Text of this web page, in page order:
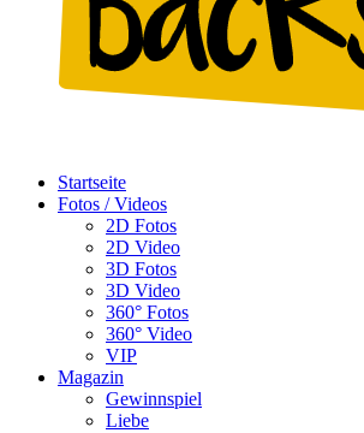
Startseite
Fotos / Videos
2D Fotos
2D Video
3D Fotos
3D Video
360° Fotos
360° Video
VIP
Magazin
Gewinnspiel
Liebe